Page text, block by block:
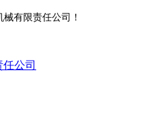
有限责任公司！